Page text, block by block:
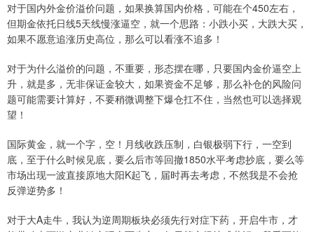
对于国内外金价溢价问题，如果换算国内价格，可能在个450左右，
但期金依托日线5天线慢涨逼空，就一个思路：小跌小买，大跌大买，
如果不愿意追涨历史高位，那么可以看涨不追多！
对于为什么溢价的问题，不重要，形态摆在哪，只要国内金价逼空上
升，就是多，无非保证金较大，如果资金不足够，那么补仓的风险问
题可能需要计算好，不要稍微调整下爆仓扛不住，当然也可以选择观
望！
国际黄金，就一个字，空！月线收跌压制，白银极弱下行，一空到
底，至于什么时候见底，要么后市等回撤1850水平考虑抄底，要么等
市场出现一波直接原地大阳K起飞，届时再去考虑，不然我是不会抢
反弹逆势多！
对于大A走牛，我认为逆周期板块必须先行对症下药，开启牛市，才